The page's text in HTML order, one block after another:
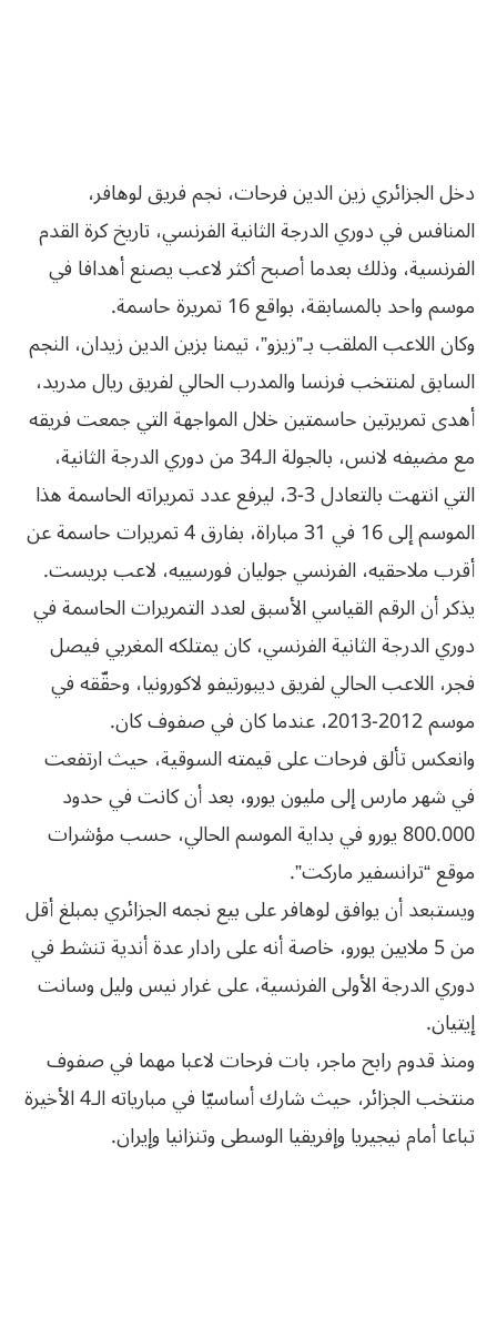
دخل الجزائري زين الدين فرحات، نجم فريق لوهافر،
المنافس في دوري الدرجة الثانية الفرنسي، تاريخ كرة القدم
الفرنسية، وذلك بعدما أصبح أكثر لاعب يصنع أهدافا في
موسم واحد بالمسابقة، بواقع 16 تمريرة حاسمة.
وكان اللاعب الملقب بـ”زيزو”، تيمنا بزين الدين زيدان، النجم
السابق لمنتخب فرنسا والمدرب الحالي لفريق ريال مدريد،
أهدى تمريرتين حاسمتين خلال المواجهة التي جمعت فريقه
مع مضيفه لانس، بالجولة الـ34 من دوري الدرجة الثانية،
التي انتهت بالتعادل 3-3، ليرفع عدد تمريراته الحاسمة هذا
الموسم إلى 16 في 31 مباراة، بفارق 4 تمريرات حاسمة عن
أقرب ملاحقيه، الفرنسي جوليان فورسييه، لاعب بريست.
يذكر أن الرقم القياسي الأسبق لعدد التمريرات الحاسمة في
دوري الدرجة الثانية الفرنسي، كان يمتلكه المغربي فيصل
فجر، اللاعب الحالي لفريق ديبورتيفو لاكورونيا، وحقّقه في
موسم 2012-2013، عندما كان في صفوف كان.
وانعكس تألق فرحات على قيمته السوقية، حيث ارتفعت
في شهر مارس إلى مليون يورو، بعد أن كانت في حدود
800.000 يورو في بداية الموسم الحالي، حسب مؤشرات
موقع “ترانسفير ماركت”.
ويستبعد أن يوافق لوهافر على بيع نجمه الجزائري بمبلغ أقل
من 5 ملايين يورو، خاصة أنه على رادار عدة أندية تنشط في
دوري الدرجة الأولى الفرنسية، على غرار نيس وليل وسانت
إيتيان.
ومنذ قدوم رابح ماجر، بات فرحات لاعبا مهما في صفوف
منتخب الجزائر، حيث شارك أساسيّا في مبارياته الـ4 الأخيرة
تباعا أمام نيجيريا وإفريقيا الوسطى وتنزانيا وإيران.